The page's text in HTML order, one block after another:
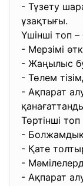
- Түзету
ұзақтығы.
Үшінші топ –
- Мерзімі
- Жаңылыс
- Төлем
- Ақпарат
Төртінші
- Болжамдық
- Қате
-
- Ақпарат